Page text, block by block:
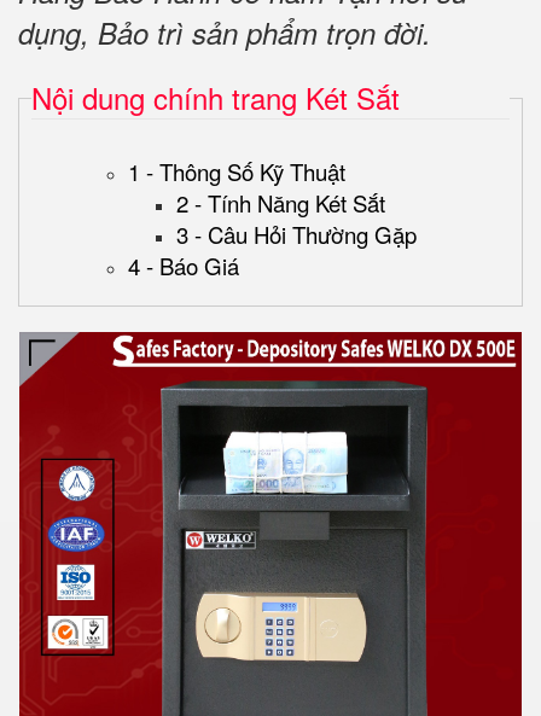
dụng, Bảo trì sản phẩm trọn đời.
Nội dung chính trang Két Sắt
1 - Thông Số Kỹ Thuật
2 - Tính Năng Két Sắt
3 - Câu Hỏi Thường Gặp
4 - Báo Giá